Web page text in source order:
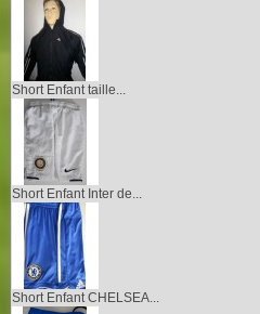
Short Enfant taille...
Short Enfant Inter de...
Short Enfant CHELSEA...